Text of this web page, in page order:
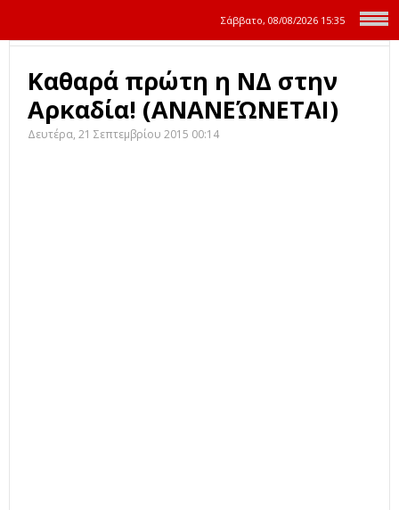
Σάββατο, 08/08/2026 15:35
Καθαρά πρώτη η ΝΔ στην
Αρκαδία! (ΑΝΑΝΕΏΝΕΤΑΙ)
Δευτέρα, 21 Σεπτεμβρίου 2015 00:14